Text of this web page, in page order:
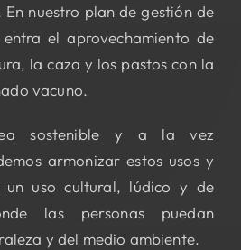
En nuestro plan de gestión de
el aprovechamiento de
la caza y los pastos con la
vacuno.
sostenible y a la vez
armonizar estos usos y
uso cultural, lúdico y de
las personas puedan
y del medio ambiente.